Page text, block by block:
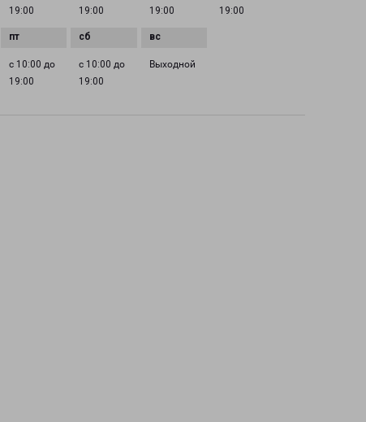
19:00
19:00
19:00
19:00
с 10:00 до
19:00
с 10:00 до
19:00
Выходной